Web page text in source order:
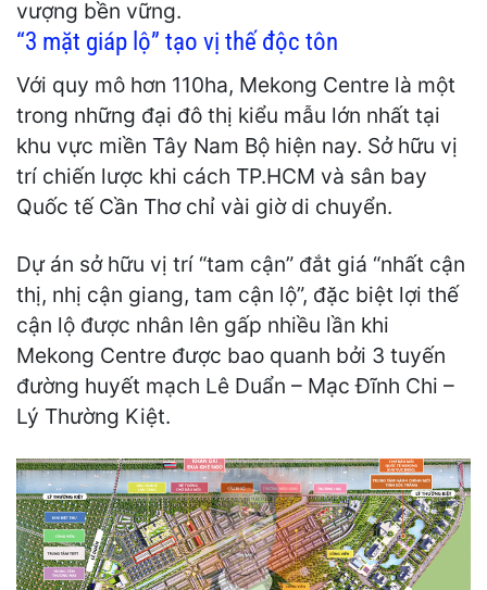
vượng bền vững.
“3 mặt giáp lộ” tạo vị thế độc tôn
Với quy mô hơn 110ha, Mekong Centre là một
trong những đại đô thị kiểu mẫu lớn nhất tại
khu vực miền Tây Nam Bộ hiện nay. Sở hữu vị
trí chiến lược khi cách TP.HCM và sân bay
Quốc tế Cần Thơ chỉ vài giờ di chuyển.
Dự án sở hữu vị trí “tam cận” đắt giá “nhất cận
thị, nhị cận giang, tam cận lộ”, đặc biệt lợi thế
cận lộ được nhân lên gấp nhiều lần khi
Mekong Centre được bao quanh bởi 3 tuyến
đường huyết mạch Lê Duẩn – Mạc Đĩnh Chi –
Lý Thường Kiệt.